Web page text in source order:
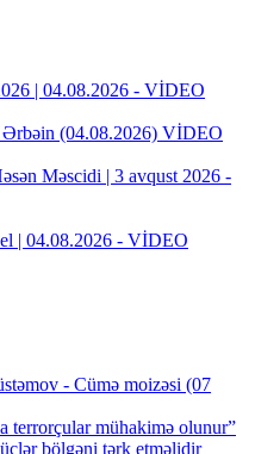
| 04.08.2026 - VİDEO
Ərbəin (04.08.2026) VİDEO
Məscidi | 3 avqust 2026 -
| 04.08.2026 - VİDEO
- Cümə moizəsi (07
terrorçular mühakimə olunur”
bölgəni tərk etməlidir